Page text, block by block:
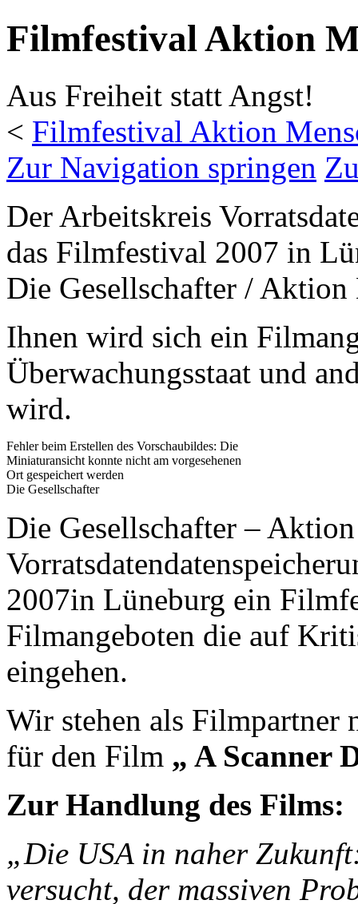
Filmfestival Aktion
Aus Freiheit statt Angst!
< Filmfestival Aktion
Zur Navigation springen
Der Arbeitskreis
das Filmfestival 2007 in
Die Gesellschafter /
Ihnen wird sich ein
Überwachungsstaat und
wird.
Fehler beim Erstellen des Vorschaubildes: Die
Miniaturansicht konnte nicht am vorgesehenen
Ort gespeichert werden
Die Gesellschafter
Die Gesellschafter –
2007in Lüneburg ein
Filmangeboten die auf
eingehen.
Wir stehen als Filmpartner
für den Film „ A Scanner
Zur Handlung des Films:
„Die USA in naher
versucht, der massiven